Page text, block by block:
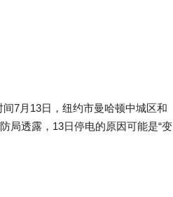
7月13日，纽约市曼哈顿中城区和
局透露，13日停电的原因可能是“变